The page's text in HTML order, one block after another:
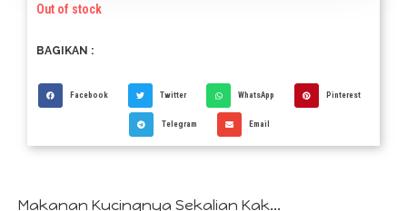
Out of stock
BAGIKAN :
Facebook Twitter WhatsApp Pinterest
Telegram Email
Makanan Kucingnya Sekalian Kak...